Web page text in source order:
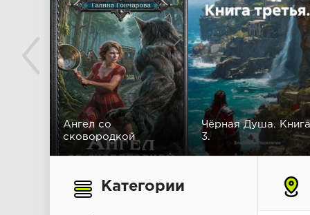
Ангел со
сковородкой
Чёрная Душа. Книга
3.
Категории